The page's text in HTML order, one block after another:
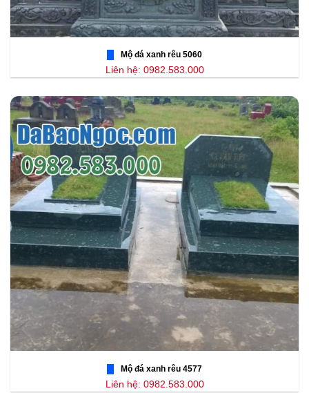
Mộ đá xanh rêu 5060
Liên hệ: 0982.583.000
Mộ đá xanh rêu 4577
Liên hệ: 0982.583.000